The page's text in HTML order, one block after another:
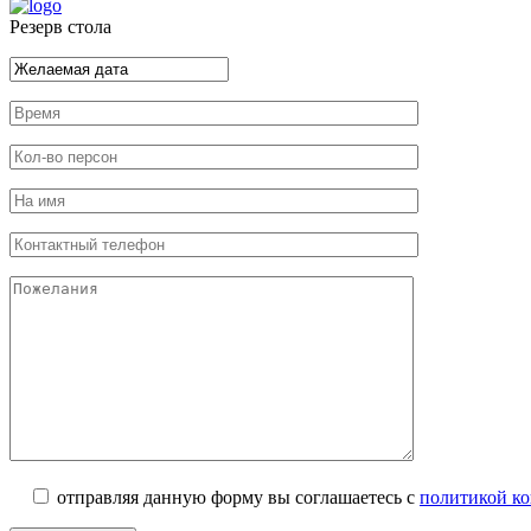
Резерв стола
отправляя данную форму вы соглашаетесь с политикой